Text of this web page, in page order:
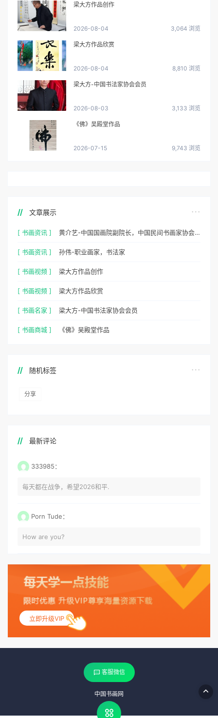
梁大方作品创作
2026-08-04 3,064 浏览
梁大方作品欣赏
2026-08-04 8,810 浏览
梁大方-中国书法家协会会员
2026-08-03 3,133 浏览
《佛》吴殿堂作品
2026-07-15 9,743 浏览
文章展示
[ 书画资讯 ] 黄介艺-中国国画院副院长，中国民间书画家协会副主席
[ 书画资讯 ] 孙伟-职业画家，书法家
[ 书画视频 ] 梁大方作品创作
[ 书画视频 ] 梁大方作品欣赏
[ 书画名家 ] 梁大方-中国书法家协会会员
[ 书画商城 ] 《佛》吴殿堂作品
随机标签
分享
最新评论
333985：
每天都在战争，希望2026和平.
Porn Tude：
How are you?
立即升级VIP
客服微信
中国书画网